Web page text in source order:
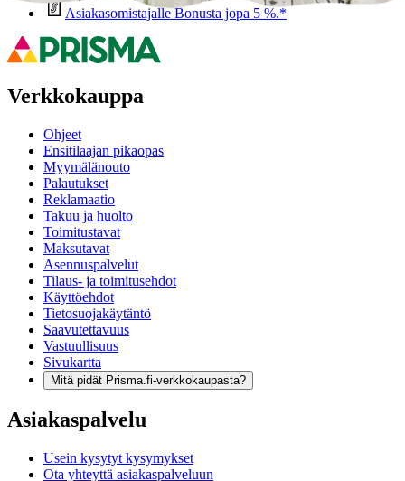
Asiakasomistajalle Bonusta jopa 5 %.*
Verkkokauppa
Ohjeet
Ensitilaajan pikaopas
Myymälänouto
Palautukset
Reklamaatio
Takuu ja huolto
Toimitustavat
Maksutavat
Asennuspalvelut
Tilaus- ja toimitusehdot
Käyttöehdot
Tietosuojakäytäntö
Saavutettavuus
Vastuullisuus
Sivukartta
Mitä pidät Prisma.fi-verkkokaupasta?
Asiakaspalvelu
Usein kysytyt kysymykset
Ota yhteyttä asiakaspalveluun